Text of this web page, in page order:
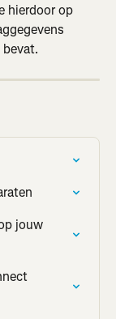
hierdoor op
jouw